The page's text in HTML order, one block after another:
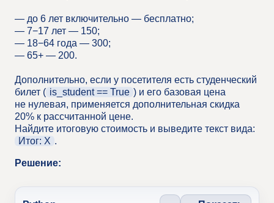
— до 6 лет включительно — бесплатно;
— 7−17 лет — 150;
— 18−64 года — 300;
— 65+ — 200.
Дополнительно, если у посетителя есть студенческий
билет ( is_student == True ) и его базовая цена
не нулевая, применяется дополнительная скидка
20% к рассчитанной цене.
Найдите итоговую стоимость и выведите текст вида:
Итог: X .
Решение: